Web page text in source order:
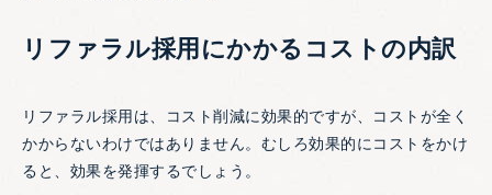
リファラル採用にかかるコストの内訳
リファラル採用は、コスト削減に効果的ですが、コストが全く
かからないわけではありません。むしろ効果的にコストをかけ
ると、効果を発揮するでしょう。